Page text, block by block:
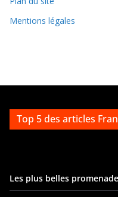
Mentions légales
Top 5 des articles
Les plus belles